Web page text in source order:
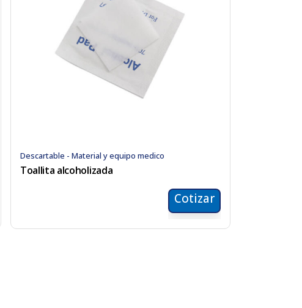
Descartable - Material y equipo medico
Toallita alcoholizada
Cotizar